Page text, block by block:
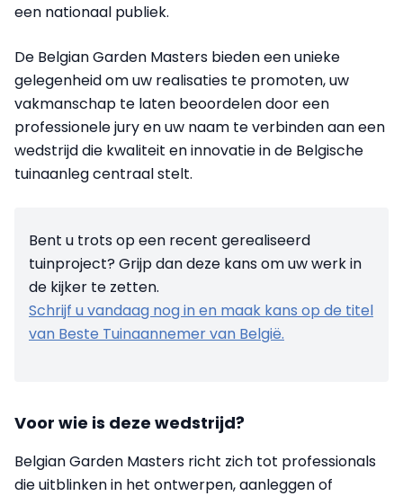
een nationaal publiek.
De Belgian Garden Masters bieden een unieke
gelegenheid om uw realisaties te promoten, uw
vakmanschap te laten beoordelen door een
professionele jury en uw naam te verbinden aan een
wedstrijd die kwaliteit en innovatie in de Belgische
tuinaanleg centraal stelt.
Bent u trots op een recent gerealiseerd
tuinproject? Grijp dan deze kans om uw werk in
de kijker te zetten.
Schrijf u vandaag nog in en maak kans op de titel
van Beste Tuinaannemer van België.
Voor wie is deze wedstrijd?
Belgian Garden Masters richt zich tot professionals
die uitblinken in het ontwerpen, aanleggen of